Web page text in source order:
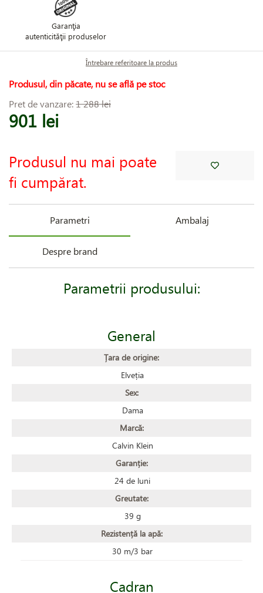
Garanţia
autenticităţii produselor
Întrebare referitoare la produs
Produsul, din păcate, nu se află pe stoc
Pret de vanzare:1 288 lei
901 lei
Produsul nu mai poate
fi cumpărat.
Parametri Ambalaj
Despre brand
Parametrii produsului:
General
Țara de origine:
Elveția
Sex:
Dama
Marcă:
Calvin Klein
Garanție:
24 de luni
Greutate:
39 g
Rezistență la apă:
30 m/3 bar
Cadran